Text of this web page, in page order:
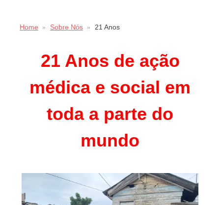
Home Sobre Nós 21 Anos
21 Anos de ação
médica e social em
toda a parte do
mundo